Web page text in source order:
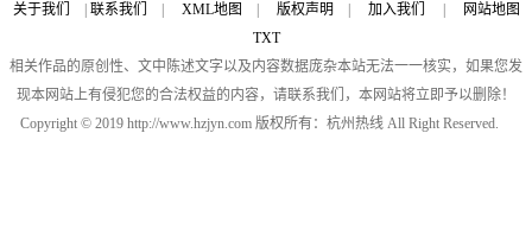
关于我们 联系我们 XML地图 版权声明 加入我们
网站地图
TXT
相关作品的原创性、文中陈述文字以及内容数据庞杂本站无法一一核实，如果您发
现本网站上有侵犯您的合法权益的内容，请联系我们，本网站将立即予以删除！
Copyright © 2019 http://www.hzjyn.com 版权所有：杭州热线 All Right Reserved.